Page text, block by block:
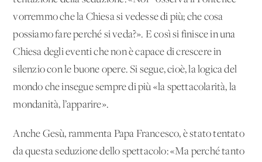
vorremmo che la Chiesa si vedesse di più; che cosa
possiamo fare perché si veda?». E così si finisce in una
Chiesa degli eventi che non è capace di crescere in
silenzio con le buone opere. Si segue, cioè, la logica del
mondo che insegue sempre di più «la spettacolarità, la
mondanità, l’apparire».
Anche Gesù, rammenta Papa Francesco, è stato tentato
da questa seduzione dello spettacolo: «Ma perché tanto